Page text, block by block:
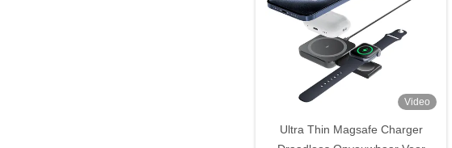
Video
Ultra Thin Magsafe Charger